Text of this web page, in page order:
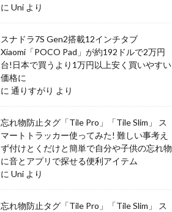
に Uni より
スナドラ7S Gen2搭載12インチタブ
Xiaomi「POCO Pad」が約192ドルで2万円
台!日本で買うより1万円以上安く買いやすい
価格に
に 通りすがり より
忘れ物防止タグ「Tile Pro」「Tile Slim」 ス
マートトラッカー使ってみた! 難しい事考え
ず付けとくだけと簡単で自分や子供の忘れ物
に音とアプリで探せる便利アイテム
に Uni より
忘れ物防止タグ「Tile Pro」「Tile Slim」 ス